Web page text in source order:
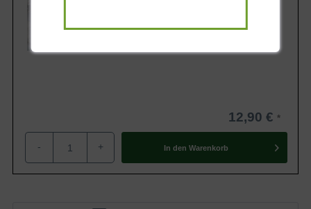
12,90 €
- + In den Warenkorb